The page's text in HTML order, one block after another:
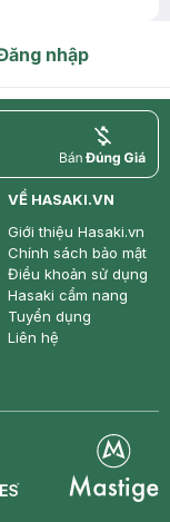
nhập
price
VỀ HASAKI.VN
Giới thiệu Hasaki.vn
Chính sách bảo mật
Điều khoản sử dụng
Hasaki cẩm nang
Tuyển dụng
Liên hệ